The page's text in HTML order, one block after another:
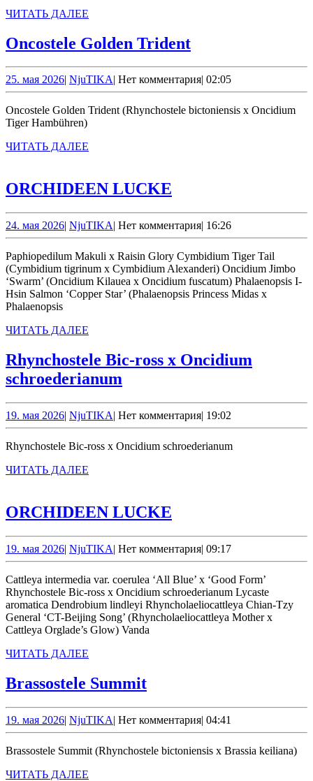
ЧИТАТЬ ДАЛЕЕ
Oncostele Golden TridentOncostele
Trident
25. мая 202625.
мая
2026
| NjuTIKANjuTIKA
| Нет комментария| 02:05
Oncostele Golden Trident (Rhynchostele bictoniensis x Oncidium
Tiger Hambühren)
ЧИТАТЬ ДАЛЕЕ
ORCHIDEEN LUCKE
24. мая 202624.
мая
2026
| NjuTIKANjuTIKA
| Нет комментария| 16:26
Paphiopedilum Makuli х Raisin Glory Cymbidium Tiger Tail
(Cymbidium tigrinum x Cymbidium Alexanderi) Oncidium Jimbo
‘Swarm’ (Oncidium Kilauea x Oncidium fuscatum) Phalaenopsis I-
Hsin Salmon ‘Copper Star’ (Phalaenopsis Princess Midas x
Phalaenopsis
ЧИТАТЬ ДАЛЕЕ
Rhynchostele Bic-ross x Oncidium
schroederianum
ross
Oncidium
19. мая 202619.
мая
2026
| NjuTIKANjuTIKA
| Нет комментария| 19:02
Rhynchostele Bic-ross x Oncidium schroederianum
ЧИТАТЬ ДАЛЕЕ
ORCHIDEEN LUCKE
19. мая 202619.
мая
2026
| NjuTIKANjuTIKA
| Нет комментария| 09:17
Cattleya intermedia var. coerulea ‘All Blue’ х ‘Good Form’
Rhynchostele Bic-ross x Oncidium schroederianum Lycaste
aromatica Dendrobium lindleyi Rhyncholaeliocattleya Chian-Tzy
General ‘CT-Beijing Song’ (Rhyncholaeliocattleya Mother x
Cattleya Orglade’s Glow) Vanda
ЧИТАТЬ ДАЛЕЕ
Brassostele SummitBrassostele
19. мая 202619.
мая
| NjuTIKANjuTIKA
| Нет комментария| 04:41
Brassostele Summit (Rhynchostele bictoniensis x Brassia keiliana)
ЧИТАТЬ ДАЛЕЕ